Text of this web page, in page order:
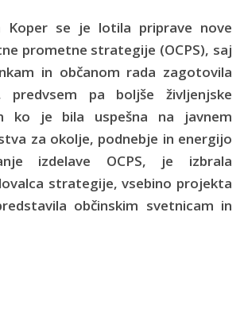
Koper se je lotila priprave nove
prometne strategije (OCPS), saj
in občanom rada zagotovila
predvsem pa boljše življenjske
ko je bila uspešna na javnem
za okolje, podnebje in energijo
izdelave OCPS, je izbrala
strategije, vsebino projekta
občinskim svetnicam in